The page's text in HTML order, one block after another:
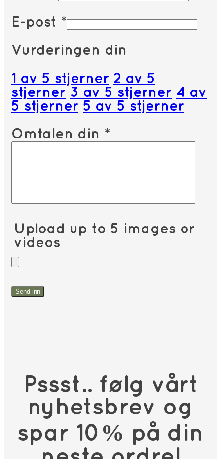
E-post *
Vurderingen din
1 av 5 stjerner 2 av 5
stjerner 3 av 5 stjerner 4 av
5 stjerner 5 av 5 stjerner
Omtalen din *
Upload up to 5 images or
videos
Pssst.. følg vårt
nyhetsbrev og
spar 10% på din